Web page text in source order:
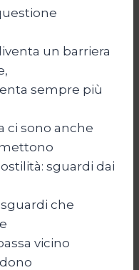
un barriera
sempre più
ci sono anche
sguardi dai
che
vicino